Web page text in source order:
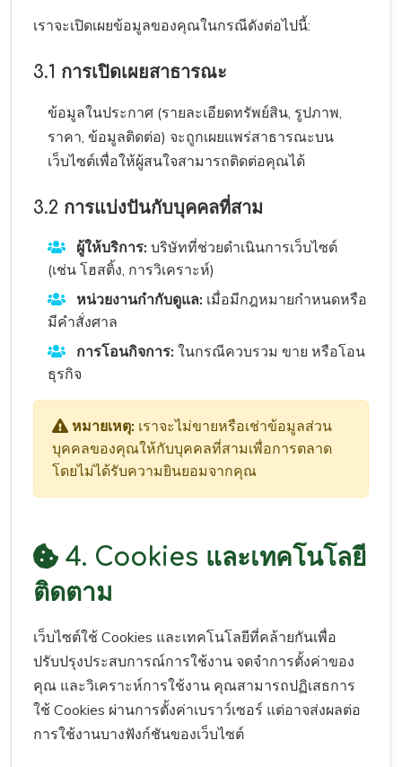
เราจะเปิดเผยข้อมูลของคุณในกรณีดังต่อไปนี้:
3.1 การเปิดเผยสาธารณะ
ข้อมูลในประกาศ (รายละเอียดทรัพย์สิน, รูปภาพ,
ราคา, ข้อมูลติดต่อ) จะถูกเผยแพร่สาธารณะบน
เว็บไซต์เพื่อให้ผู้สนใจสามารถติดต่อคุณได้
3.2 การแบ่งปันกับบุคคลที่สาม
ผู้ให้บริการ: บริษัทที่ช่วยดำเนินการเว็บไซต์
(เช่น โฮสติ้ง, การวิเคราะห์)
หน่วยงานกำกับดูแล: เมื่อมีกฎหมายกำหนดหรือ
มีคำสั่งศาล
การโอนกิจการ: ในกรณีควบรวม ขาย หรือโอน
ธุรกิจ
หมายเหตุ: เราจะไม่ขายหรือเช่าข้อมูลส่วน
บุคคลของคุณให้กับบุคคลที่สามเพื่อการตลาด
โดยไม่ได้รับความยินยอมจากคุณ
4. Cookies และเทคโนโลยี
ติดตาม
เว็บไซต์ใช้ Cookies และเทคโนโลยีที่คล้ายกันเพื่อ
ปรับปรุงประสบการณ์การใช้งาน จดจำการตั้งค่าของ
คุณ และวิเคราะห์การใช้งาน คุณสามารถปฏิเสธการ
ใช้ Cookies ผ่านการตั้งค่าเบราว์เซอร์ แต่อาจส่งผลต่อ
การใช้งานบางฟังก์ชันของเว็บไซต์